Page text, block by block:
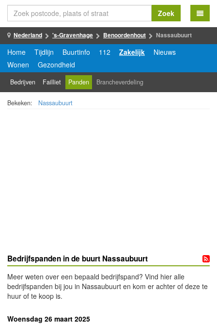
Zoek
Nederland 's-Gravenhage Benoordenhout Nassaubuurt
Home Tijdlijn Buurtinfo 112 Zakelijk
Nieuws
Wonen
Gezondheid
Bedrijven Failliet Panden Brancheverdeling
Bekeken: Nassaubuurt
Bedrijfspanden in de buurt Nassaubuurt
Meer weten over een bepaald bedrijfspand? Vind hier alle
bedrijfspanden bij jou in Nassaubuurt en kom er achter of deze te
huur of te koop is.
Woensdag 26 maart 2025